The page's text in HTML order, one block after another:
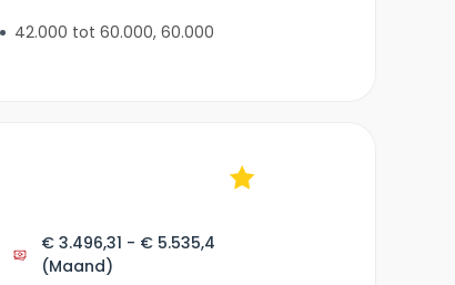
42.000 tot 60.000, 60.000
€ 3.496,31 - € 5.535,4
(Maand)